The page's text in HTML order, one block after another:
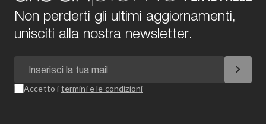
Non perderti gli ultimi aggiornamenti,
unisciti alla nostra newsletter.
chevron_right
Accetto i termini e le condizioni